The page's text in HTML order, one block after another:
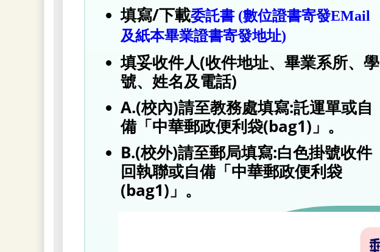
填寫/下載委託書 (數位證書寄發EMail
及紙本畢業證書寄發地址)
填妥收件人(收件地址、畢業系所、學
號、姓名及電話)
A.(校內)請至教務處填寫:託運單或自
備「中華郵政便利袋(bag1)」。
B.(校外)請至郵局填寫:白色掛號收件
回執聯或自備「中華郵政便利袋
(bag1)」。